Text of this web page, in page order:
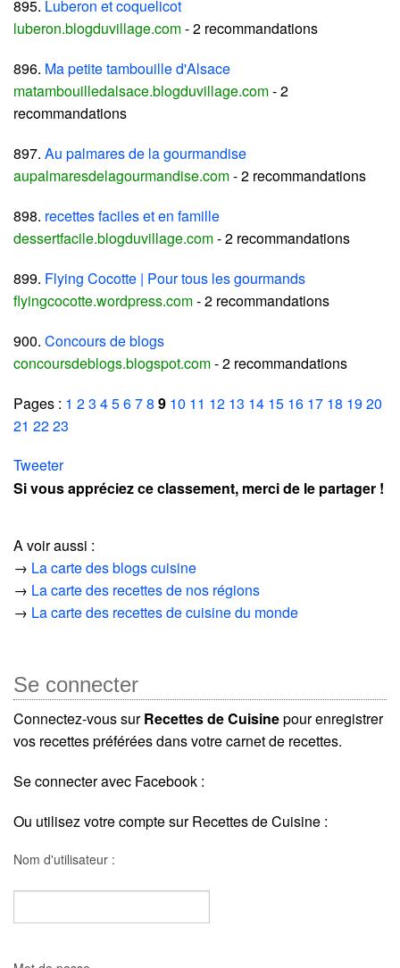
895. Luberon et coquelicot
luberon.blogduvillage.com- 2 recommandations
896. Ma petite tambouille d'Alsace
matambouilledalsace.blogduvillage.com- 2
recommandations
897. Au palmares de la gourmandise
aupalmaresdelagourmandise.com- 2 recommandations
898. recettes faciles et en famille
dessertfacile.blogduvillage.com- 2 recommandations
899. Flying Cocotte | Pour tous les gourmands
flyingcocotte.wordpress.com- 2 recommandations
900. Concours de blogs
concoursdeblogs.blogspot.com- 2 recommandations
Pages : 1 23 45678 9 10 11 12 13 14 15 16 17 18 1920
21 2223
Tweeter
Si vous appréciez ce classement, merci de le partager !
A voir aussi :
→ La carte des blogs cuisine
→ La carte des recettes de nos régions
→ La carte des recettes de cuisine du monde
Se connecter
Connectez-vous surRecettes de Cuisinepour enregistrer
vos recettes préférées dans votre carnet de recettes.
Se connecter avec Facebook :
Ou utilisez votre compte sur Recettes de Cuisine :
Nom d'utilisateur :